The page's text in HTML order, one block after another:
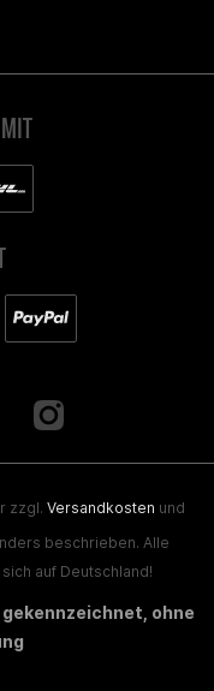
zzgl. Versandkosten und
beschrieben. Alle
auf Deutschland!
ohne